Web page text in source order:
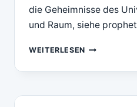
die Geheimnisse des
und Raum, siehe
WEITERLESENDOWNLOAD
POTION